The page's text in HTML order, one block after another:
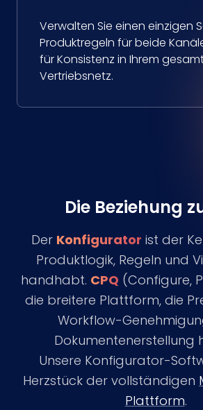
Verwalten Sie einen einzigen
Produktregeln für beide
für Konsistenz in Ihrem
Vertriebsnetz.
Die Beziehung
Der Konfigurator ist der
Produktlogik, Regeln und
handhabt. CPQ (Configure,
die breitere Plattform, die
Workflow-
Dokumentenerstellung
Unsere Konfigurator-
Herzstück der vollständigen
Plattform.